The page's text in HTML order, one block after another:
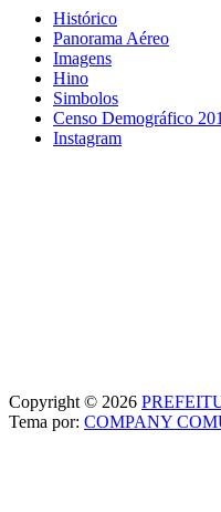
Histórico
Panorama Aéreo
Imagens
Hino
Simbolos
Censo Demográfico
Instagram
Copyright © 2026
Tema por: COMPANY